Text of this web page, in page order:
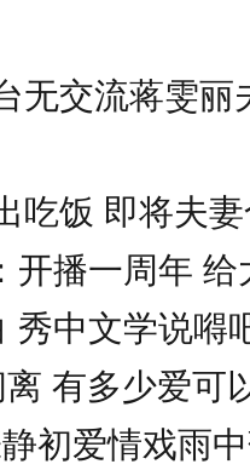
无交流蒋雯丽
吃饭 即将夫
开播一周年 给
秀中文学说嘚
离 有多少爱可
初爱情戏雨